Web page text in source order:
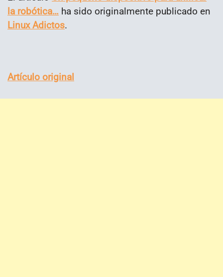
la robótica… ha sido originalmente publicado en
Linux Adictos.
Artículo original